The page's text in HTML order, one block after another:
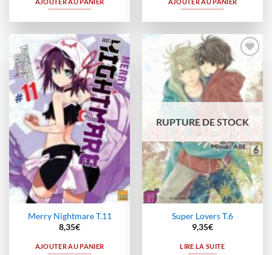
AJOUTER AU PANIER AJOUTER AU PANIER
Ajouter
à la
wishlist
Merry Nightmare T.11
8,35€
AJOUTER AU PANIER
Ajouter
à la
wishlist
RUPTURE DE STOCK
Super Lovers T.6
9,35€
LIRE LA SUITE